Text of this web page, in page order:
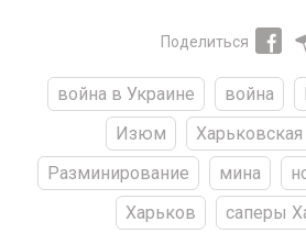
Поделиться
война в Украине война
Изюм
Харьковская
Разминирование
мина
Харьков
саперы